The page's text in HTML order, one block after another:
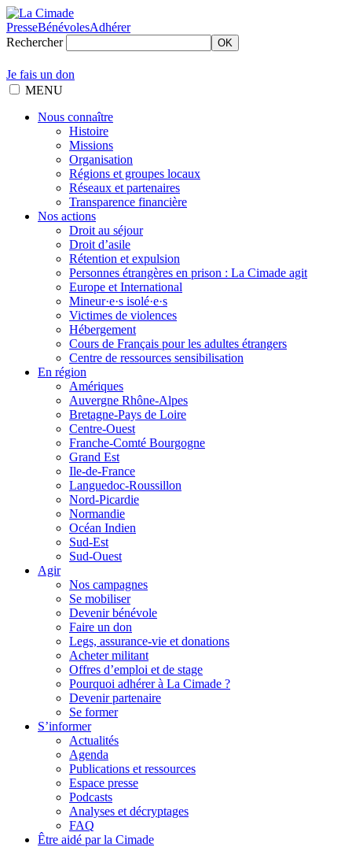
PresseBénévolesAdhérer
Rechercher
OK
Je fais un don
MENU
Nous connaître
Histoire
Missions
Organisation
Régions et groupes locaux
Réseaux et partenaires
Transparence financière
Nos actions
Droit au séjour
Droit d’asile
Rétention et expulsion
Personnes étrangères en prison : La Cimade agit
Europe et International
Mineur·e·s isolé·e·s
Victimes de violences
Hébergement
Cours de Français pour les adultes étrangers
Centre de ressources sensibilisation
En région
Amériques
Auvergne Rhône-Alpes
Bretagne-Pays de Loire
Centre-Ouest
Franche-Comté Bourgogne
Grand Est
Ile-de-France
Languedoc-Roussillon
Nord-Picardie
Normandie
Océan Indien
Sud-Est
Sud-Ouest
Agir
Nos campagnes
Se mobiliser
Devenir bénévole
Faire un don
Legs, assurance-vie et donations
Acheter militant
Offres d’emploi et de stage
Pourquoi adhérer à La Cimade ?
Devenir partenaire
Se former
S’informer
Actualités
Agenda
Publications et ressources
Espace presse
Podcasts
Analyses et décryptages
FAQ
Être aidé par la Cimade